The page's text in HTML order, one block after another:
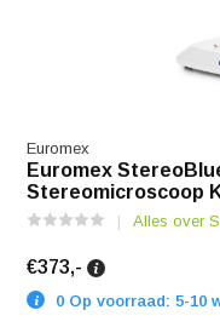
Euromex
Euromex
Stereomicroscoop
Alles over
€373,-
0 Op voorraad: 5-10